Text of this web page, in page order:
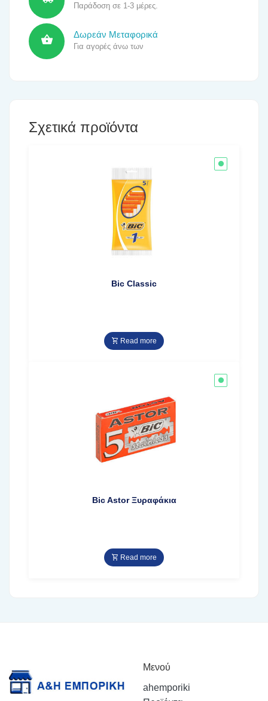
Παράδοση σε 1-3 μέρες.
Δωρεάν Μεταφορικά
Για αγορές άνω των
Σχετικά προϊόντα
Bic Classic
Read more
Bic Astor Ξυραφάκια
Read more
Μενού
ahemporiki